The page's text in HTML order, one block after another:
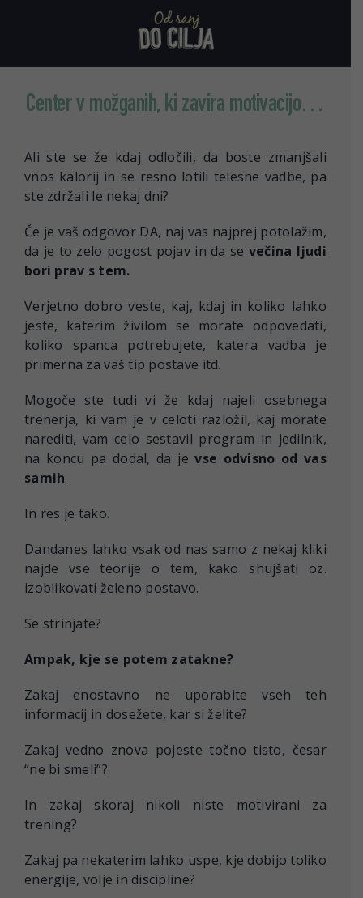
Center v možganih, ki zavira motivacijo…
Ali ste se že kdaj odločili, da boste zmanjšali
vnos kalorij in se resno lotili telesne vadbe, pa
ste zdržali le nekaj dni?
Če je vaš odgovor DA, naj vas najprej potolažim,
da je to zelo pogost pojav in da se večina ljudi
bori prav s tem.
Verjetno dobro veste, kaj, kdaj in koliko lahko
jeste, katerim živilom se morate odpovedati,
koliko spanca potrebujete, katera vadba je
primerna za vaš tip postave itd.
Mogoče ste tudi vi že kdaj najeli osebnega
trenerja, ki vam je v celoti razložil, kaj morate
narediti, vam celo sestavil program in jedilnik,
na koncu pa dodal, da jevse odvisno od vas
samih.
In res je tako.
Dandanes lahko vsak od nas samo z nekaj kliki
najde vse teorije o tem, kako shujšati oz.
izoblikovati želeno postavo.
Se strinjate?
Ampak, kje se potem zatakne?
Zakaj enostavno ne uporabite vseh teh
informacij in dosežete, kar si želite?
Zakaj vedno znova pojeste točno tisto, česar
“ne bi smeli”?
In zakaj skoraj nikoli niste motivirani za
trening?
Zakaj pa nekaterim lahko uspe, kje dobijo toliko
energije, volje in discipline?